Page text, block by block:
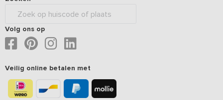
Volg ons op
Veilig online betalen met